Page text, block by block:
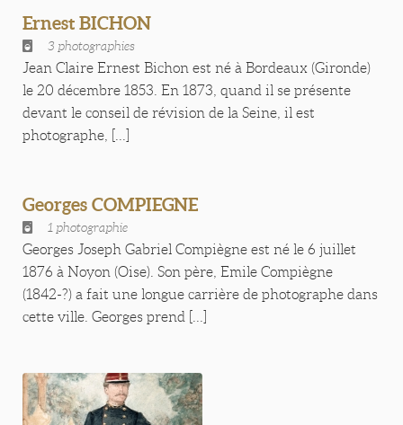
Ernest BICHON
3 photographies
Jean Claire Ernest Bichon est né à Bordeaux (Gironde)
le 20 décembre 1853. En 1873, quand il se présente
devant le conseil de révision de la Seine, il est
photographe, [...]
Georges COMPIEGNE
1 photographie
Georges Joseph Gabriel Compiègne est né le 6 juillet
1876 à Noyon (Oise). Son père, Emile Compiègne
(1842-?) a fait une longue carrière de photographe dans
cette ville. Georges prend [...]